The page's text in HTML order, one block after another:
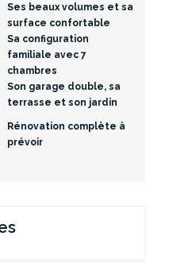
Ses beaux volumes et sa
surface confortable
Sa configuration
familiale avec 7
chambres
Son garage double, sa
terrasse et son jardin
Rénovation complète à
prévoir